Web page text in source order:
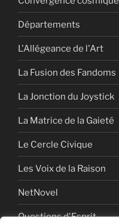
Départements
L'Allégeance de l'Art
La Fusion des Fandoms
La Jonction du Joystick
La Matrice de la Gaieté
Le Cercle Civique
Les Voix de la Raison
NetNovel
Questions d'Esprit